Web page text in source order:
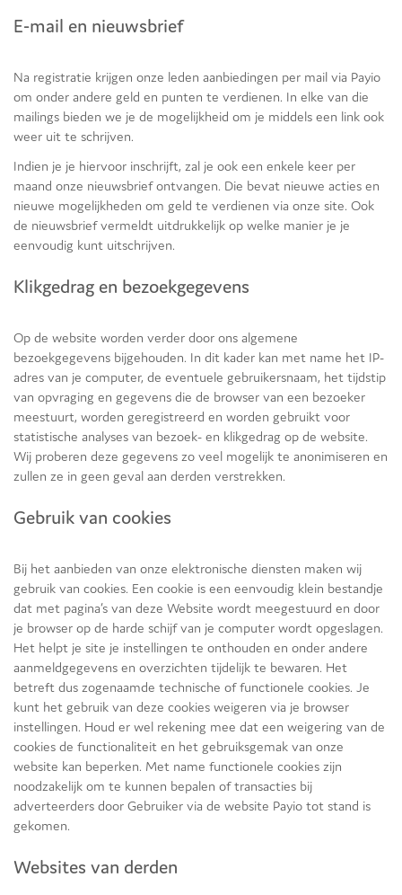
E-mail en nieuwsbrief
Na registratie krijgen onze leden aanbiedingen per mail via Payio
om onder andere geld en punten te verdienen. In elke van die
mailings bieden we je de mogelijkheid om je middels een link ook
weer uit te schrijven.
Indien je je hiervoor inschrijft, zal je ook een enkele keer per
maand onze nieuwsbrief ontvangen. Die bevat nieuwe acties en
nieuwe mogelijkheden om geld te verdienen via onze site. Ook
de nieuwsbrief vermeldt uitdrukkelijk op welke manier je je
eenvoudig kunt uitschrijven.
Klikgedrag en bezoekgegevens
Op de website worden verder door ons algemene
bezoekgegevens bijgehouden. In dit kader kan met name het IP-
adres van je computer, de eventuele gebruikersnaam, het tijdstip
van opvraging en gegevens die de browser van een bezoeker
meestuurt, worden geregistreerd en worden gebruikt voor
statistische analyses van bezoek- en klikgedrag op de website.
Wij proberen deze gegevens zo veel mogelijk te anonimiseren en
zullen ze in geen geval aan derden verstrekken.
Gebruik van cookies
Bij het aanbieden van onze elektronische diensten maken wij
gebruik van cookies. Een cookie is een eenvoudig klein bestandje
dat met pagina’s van deze Website wordt meegestuurd en door
je browser op de harde schijf van je computer wordt opgeslagen.
Het helpt je site je instellingen te onthouden en onder andere
aanmeldgegevens en overzichten tijdelijk te bewaren. Het
betreft dus zogenaamde technische of functionele cookies. Je
kunt het gebruik van deze cookies weigeren via je browser
instellingen. Houd er wel rekening mee dat een weigering van de
cookies de functionaliteit en het gebruiksgemak van onze
website kan beperken. Met name functionele cookies zijn
noodzakelijk om te kunnen bepalen of transacties bij
adverteerders door Gebruiker via de website Payio tot stand is
gekomen.
Websites van derden